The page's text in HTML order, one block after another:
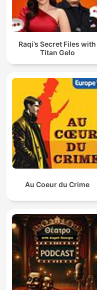
Raqi’s Secret Files with
Titan Gelo
Au Coeur du Crime